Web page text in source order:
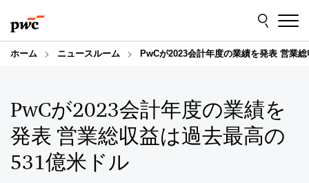
to
content
to
footer
ホーム ニュースルーム PwCが2023会計年度の業績を発表 営業
PwCが2023会計年度の業績を
発表 営業総収益は過去最高の
531億米ドル